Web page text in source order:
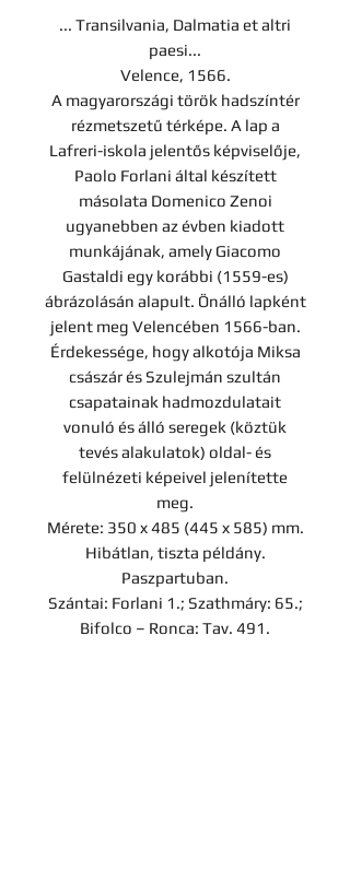
... Transilvania, Dalmatia et altri
paesi...
Velence, 1566.
A magyarországi török hadszíntér
rézmetszetű térképe. A lap a
Lafreri-iskola jelentős képviselője,
Paolo Forlani által készített
másolata Domenico Zenoi
ugyanebben az évben kiadott
munkájának, amely Giacomo
Gastaldi egy korábbi (1559-es)
ábrázolásán alapult. Önálló lapként
jelent meg Velencében 1566-ban.
Érdekessége, hogy alkotója Miksa
császár és Szulejmán szultán
csapatainak hadmozdulatait
vonuló és álló seregek (köztük
tevés alakulatok) oldal- és
felülnézeti képeivel jelenítette
meg.
Mérete: 350 x 485 (445 x 585) mm.
Hibátlan, tiszta példány.
Paszpartuban.
Szántai: Forlani 1.; Szathmáry: 65.;
Bifolco – Ronca: Tav. 491.